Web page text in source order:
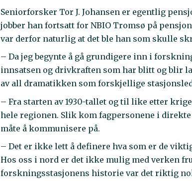
Seniorforsker Tor J. Johansen er egentlig
jobber han fortsatt for NBIO Tromsø på
var derfor naturlig at det ble han som skulle
– Da jeg begynte å gå grundigere inn i
innsatsen og drivkraften som har blitt og blir
av all dramatikken som forskjellige
– Fra starten av 1930-tallet og til like etter
hele regionen. Slik kom fagpersonene i
måte å kommunisere på.
– Det er ikke lett å definere hva som er de
Hos oss i nord er det ikke mulig med
forskningsstasjonens historie var det riktig